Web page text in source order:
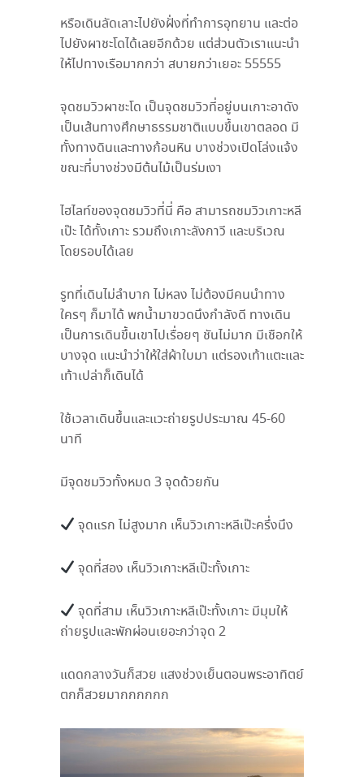
หรือเดินลัดเลาะไปยังฝั่งที่ทำการอุทยาน และต่อ
ไปยังผาชะโดได้เลยอีกด้วย แต่ส่วนตัวเราแนะนำ
ให้ไปทางเรือมากกว่า สบายกว่าเยอะ 55555
จุดชมวิวผาชะโด เป็นจุดชมวิวที่อยู่บนเกาะอาดัง
เป็นเส้นทางศึกษาธรรมชาติแบบขึ้นเขาตลอด มี
ทั้งทางดินและทางก้อนหิน บางช่วงเปิดโล่งแจ้ง
ขณะที่บางช่วงมีต้นไม้เป็นร่มเงา
ไฮไลท์ของจุดชมวิวที่นี่ คือ สามารถชมวิวเกาะหลี
เป๊ะ ได้ทั้งเกาะ รวมถึงเกาะลังกาวี และบริเวณ
โดยรอบได้เลย
รูทที่เดินไม่ลำบาก ไม่หลง ไม่ต้องมีคนนำทาง
ใครๆ ก็มาได้ พกน้ำมาขวดนึงกำลังดี ทางเดิน
เป็นการเดินขึ้นเขาไปเรื่อยๆ ชันไม่มาก มีเชือกให้
บางจุด แนะนำว่าให้ใส่ผ้าใบมา แต่รองเท้าแตะและ
เท้าเปล่าก็เดินได้
ใช้เวลาเดินขึ้นและแวะถ่ายรูปประมาณ 45-60
นาที
มีจุดชมวิวทั้งหมด 3จุดด้วยกัน
จุดแรก ไม่สูงมาก เห็นวิวเกาะหลีเป๊ะครึ่งนึง
จุดที่สอง เห็นวิวเกาะหลีเป๊ะทั้งเกาะ
จุดที่สาม เห็นวิวเกาะหลีเป๊ะทั้งเกาะ มีมุมให้
ถ่ายรูปและพักผ่อนเยอะกว่าจุด 2
แดดกลางวันก็สวย แสงช่วงเย็นตอนพระอาทิตย์
ตกก็สวยมากกกกกก